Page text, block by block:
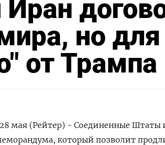
но
от Трампа
мая (Рейтер) - Соединенные Штаты
​который позволит